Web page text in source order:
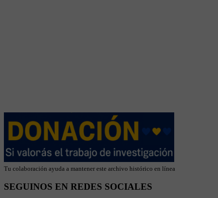
Tu colaboración ayuda a mantener este archivo histórico en línea
SEGUINOS EN REDES SOCIALES